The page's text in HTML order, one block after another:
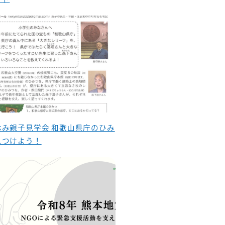
親子見学会 和歌山県庁のひみ
けよう！